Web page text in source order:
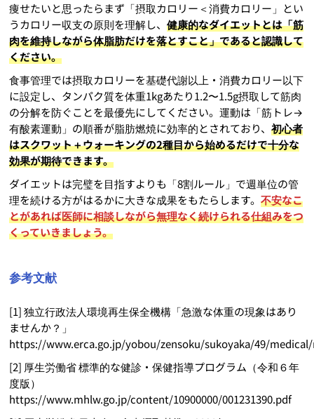
痩せたいと思ったらまず「摂取カロリー＜消費カロリー」とい
うカロリー収支の原則を理解し、健康的なダイエットとは「筋
肉を維持しながら体脂肪だけを落とすこと」であると認識して
ください。
食事管理では摂取カロリーを基礎代謝以上・消費カロリー以下
に設定し、タンパク質を体重1kgあたり1.2〜1.5g摂取して筋肉
の分解を防ぐことを最優先にしてください。運動は「筋トレ→
有酸素運動」の順番が脂肪燃焼に効率的とされており、初心者
はスクワット＋ウォーキングの2種目から始めるだけで十分な
効果が期待できます。
ダイエットは完璧を目指すよりも「8割ルール」で週単位の管
理を続ける方がはるかに大きな成果をもたらします。不安なこ
とがあれば医師に相談しながら無理なく続けられる仕組みをつ
くっていきましょう。
参考文献
[1] 独立行政法人環境再生保全機構「急激な体重の現象はあり
ませんか？」
https://www.erca.go.jp/yobou/zensoku/sukoyaka/49/
[2] 厚生労働省 標準的な健診・保健指導プログラム（令和６年
度版）
https://www.mhlw.go.jp/content/10900000/001231390.pdf